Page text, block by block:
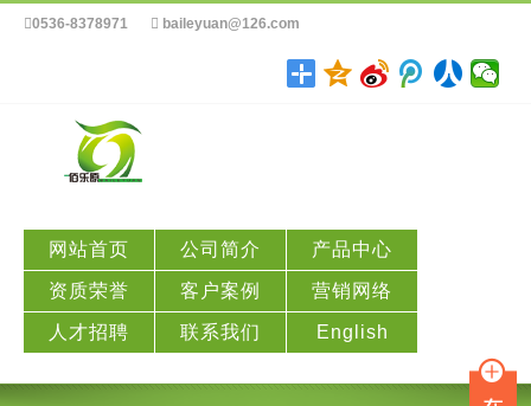
Bootstrap等制作 。
由于低版本IE不支持HTML5和CSS3技术，对于部分HTML5模板
在IE6、7、8错位问题，请使用搜狗浏览器、Chrome谷歌浏览
下载最新浏览器
0536-8378971 baileyuan@126.com
网站首页 公司简介 产品中心
资质荣誉 客户案例 营销网络
人才招聘 联系我们 English